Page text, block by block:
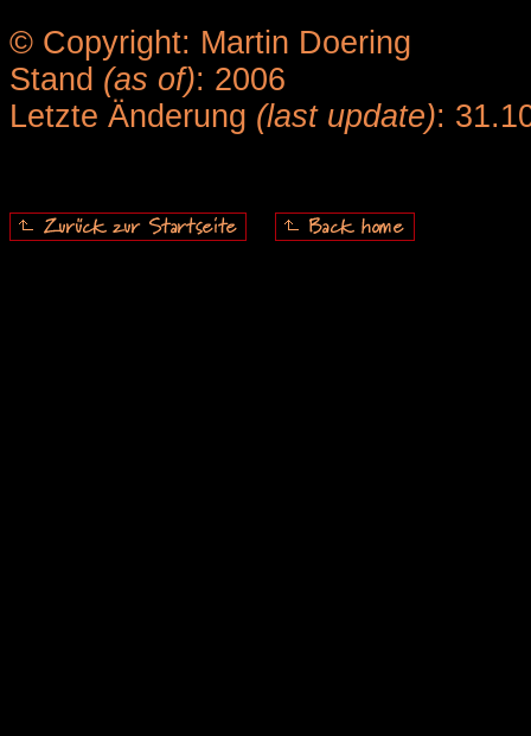
© Copyright: Martin Doering
Stand (as of): 2006
Letzte Änderung (last update):